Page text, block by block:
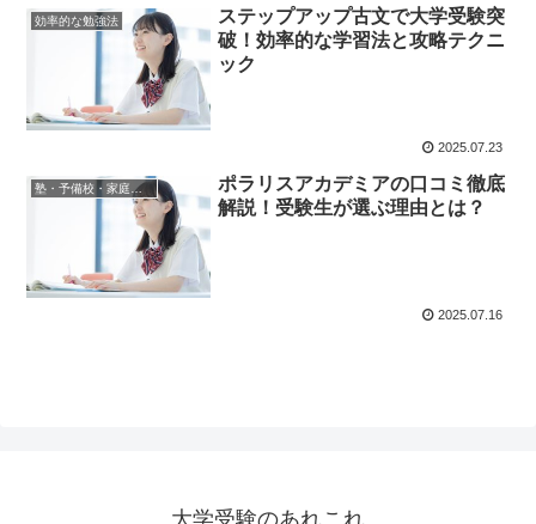
効率的な勉強法
ステップアップ古文で大学受験突
破！効率的な学習法と攻略テクニ
ック
2025.07.23
塾・予備校・家庭教師情報
ポラリスアカデミアの口コミ徹底
解説！受験生が選ぶ理由とは？
2025.07.16